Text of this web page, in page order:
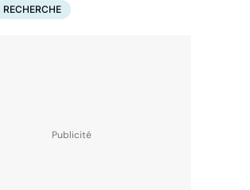
RECHERCHE